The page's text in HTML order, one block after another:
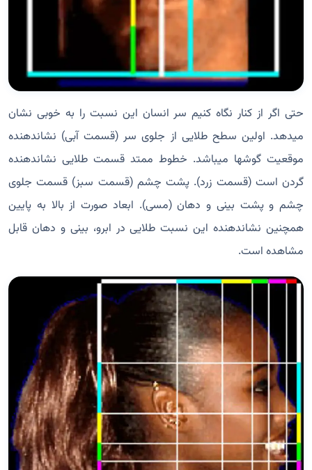
حتی اگر از کنار نگاه کنیم سر انسان این نسبت را به خوبی نشان
میدهد. اولین سطح طلایی از جلوی سر (قسمت آبی) نشاندهنده
موقعیت گوشها میباشد. خطوط ممتد قسمت طلایی نشاندهنده
گردن است (قسمت زرد). پشت چشم (قسمت سبز) قسمت جلوی
چشم و پشت بینی و دهان (مسی). ابعاد صورت از بالا به پایین
همچنین نشاندهنده این نسبت طلایی در ابرو، بینی و دهان قابل
مشاهده است.